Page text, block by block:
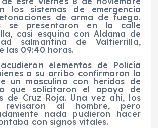
los sistemas de emergencia
de arma de fuego.
se presentaron en la calle
casi esquina con Aldama de
salmantina de Valtierrilla,
las 09:40 horas.
elementos de Policía
a su arribo confirmaron la
un masculino con heridas de
que solicitaron el apoyo de
de Cruz Roja. Una vez ahí, los
revisaron al hombre, pero
nada pudieron hacer
con signos vitales.